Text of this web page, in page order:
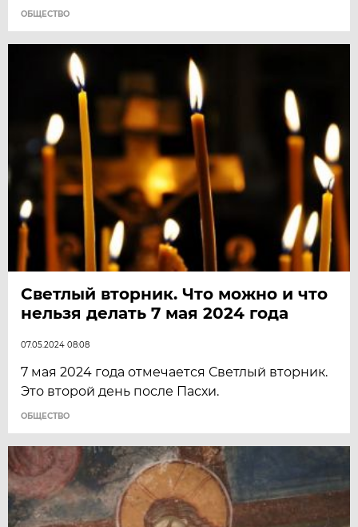
ОБЩЕСТВО
Светлый вторник. Что можно и что
нельзя делать 7 мая 2024 года
07.05.2024 08:08
7 мая 2024 года отмечается Светлый вторник.
Это второй день после Пасхи.
ОБЩЕСТВО